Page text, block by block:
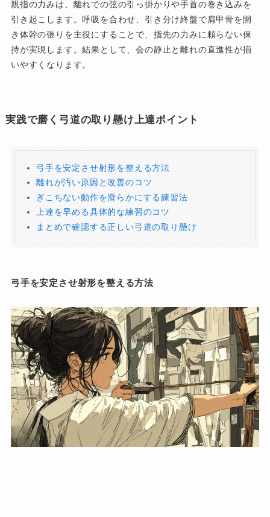
親指の力みは、離れでの弦の引っ掛かりや手首の巻き込みを
引き起こします。呼吸を合わせ、引き分け終盤で肩甲骨を開
き体幹の張りを主役にすることで、指先の力みに頼らない保
持が実現します。結果として、会の静止と離れの直進性が揃
いやすくなります。
実践で磨く弓道の取り懸け上達ポイント
弓手を安定させ射形を整える方法
離れが汚い原因と改善のコツ
ぎこちない動作を滑らかにする練習法
上達を早める具体的な練習のコツ
まとめで確認する正しい弓道の取り懸け
弓手を安定させ射形を整える方法